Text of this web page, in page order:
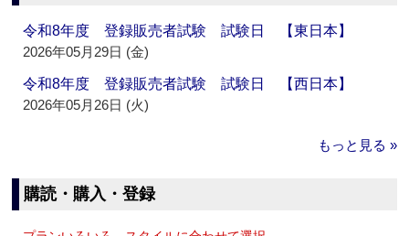
令和8年度 登録販売者試験 試験日 【東日本】
2026年05月29日 (金)
令和8年度 登録販売者試験 試験日 【西日本】
2026年05月26日 (火)
もっと見る »
購読・購入・登録